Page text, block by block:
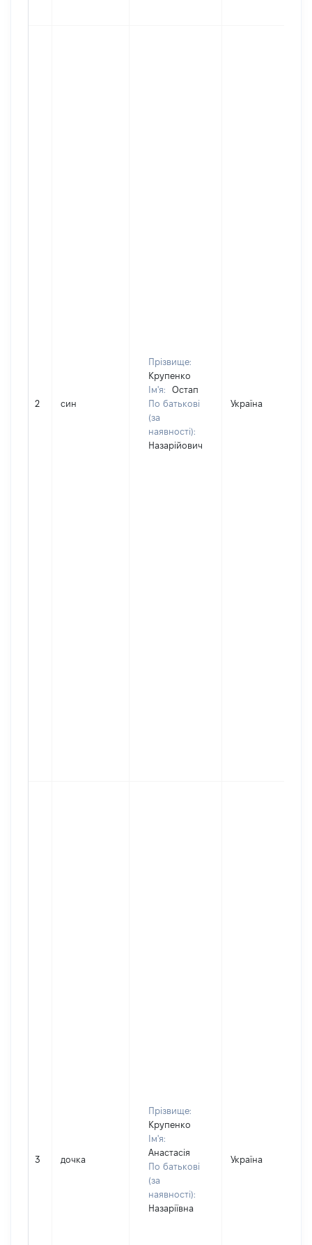
2 син
Прізвище:
Крупенко
Ім'я:
Остап
По батькові
(за
наявності):
Назарійович
Україна
3 дочка
Прізвище:
Крупенко
Ім'я:
Анастасія
По батькові
(за
наявності):
Назаріївна
Україна